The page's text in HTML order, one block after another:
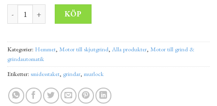
HÖRMANN LINEAMATIC - motor till skjutgrind, komplett kit för
KÖP
Kategorier: Hemmet, Motor till skjutgrind, Alla produkter, Motor till grind &
grindautomatik
Etiketter:smidesstaket, grindar, murlock